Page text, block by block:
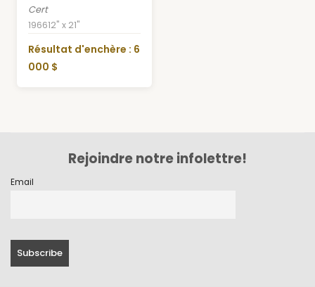
Cert
196612" x 21"
Résultat d'enchère : 6
000 $
Rejoindre notre infolettre!
Email